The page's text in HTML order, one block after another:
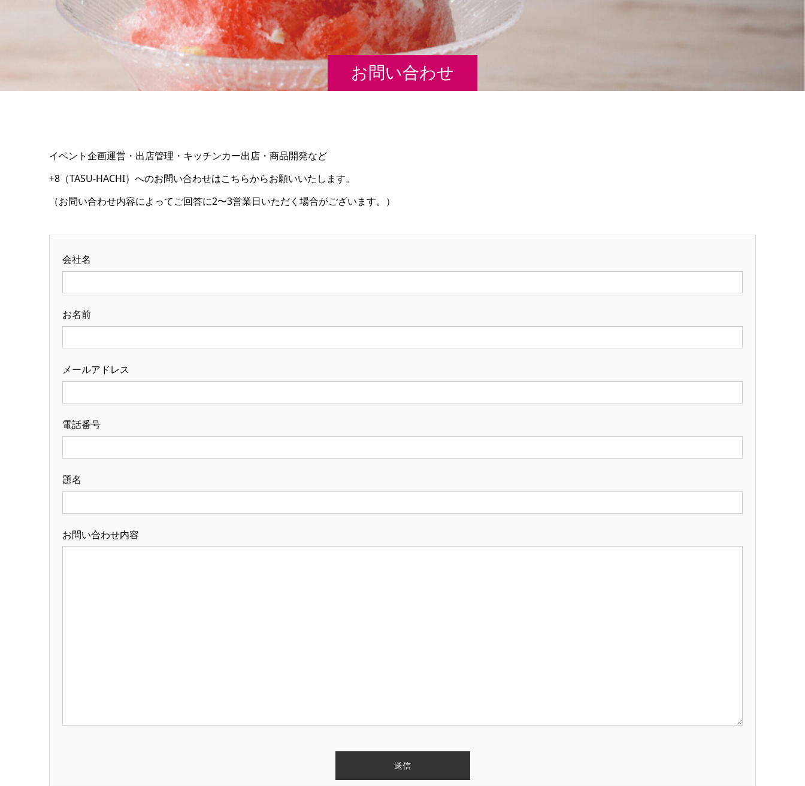
お問い合わせ
イベント企画運営・出店管理・キッチンカー出店・商品開発など
+8（TASU-HACHI）へのお問い合わせはこちらからお願いいたします。
（お問い合わせ内容によってご回答に2〜3営業日いただく場合がございます。）
会社名
お名前
メールアドレス
電話番号
題名
お問い合わせ内容